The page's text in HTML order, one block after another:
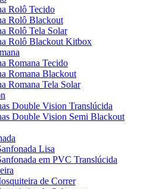
Rolô Tecido
Rolô Blackout
Rolô Tela Solar
Rolô Blackout Kitbox
Romana Tecido
Romana Blackout
Romana Tela Solar
Double Vision Translúcida
Double Vision Semi Blackout
Lisa
em PVC Translúcida
de Correr